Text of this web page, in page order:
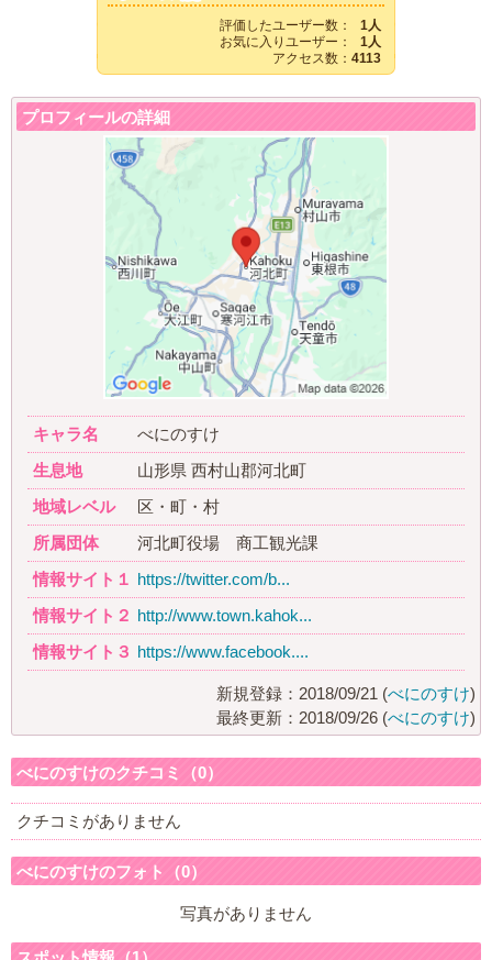
評価したユーザー数：
1人
お気に入りユーザー：
1人
アクセス数： 4113
プロフィールの詳細
キャラ名
べにのすけ
生息地
山形県 西村山郡河北町
地域レベル
区・町・村
所属団体
河北町役場 商工観光課
情報サイト１ https://twitter.com/b...
情報サイト２ http://www.town.kahok...
情報サイト３ https://www.facebook....
新規登録：2018/09/21 (べにのすけ)
最終更新：2018/09/26 (べにのすけ)
べにのすけのクチコミ（0）
クチコミがありません
べにのすけのフォト（0）
写真がありません